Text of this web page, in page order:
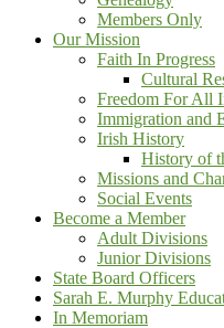
Members Only
Our Mission
Faith In Progress
Cultural
Freedom For All
Immigration and
Irish History
History of
Missions and
Social Events
Become a Member
Adult Divisions
Junior Divisions
State Board Officers
Sarah E. Murphy
In Memoriam